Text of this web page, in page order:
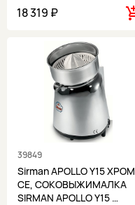
18 319 ₽
39849
Sirman APOLLO Y15 ХРОМ
CE, СОКОВЫЖИМАЛКА
SIRMAN APOLLO Y15 …